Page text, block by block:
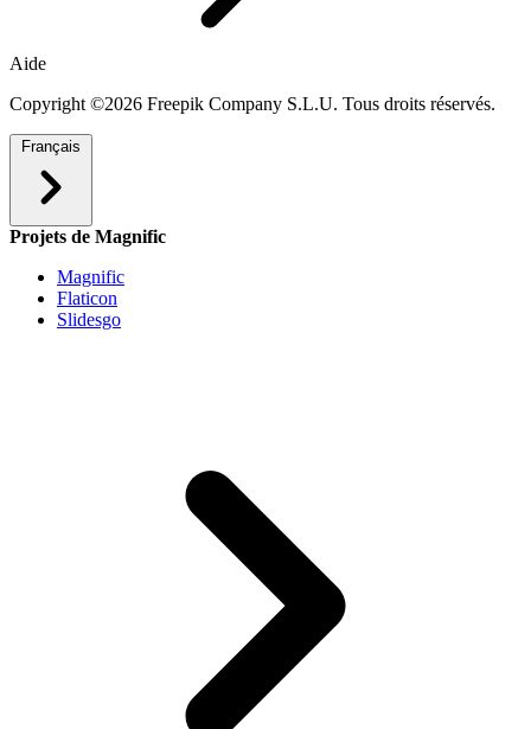
Aide
Copyright ©2026 Freepik Company S.L.U. Tous droits réservés.
Français
Projets de Magnific
Magnific
Flaticon
Slidesgo